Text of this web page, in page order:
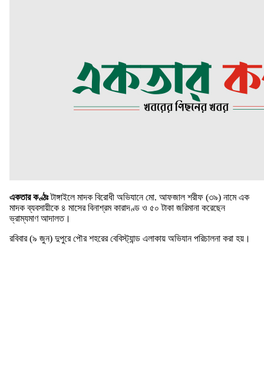
একতার কণ্ঠঃটাঙ্গাইলে মাদক বিরোধী অভিযানে মো. আফজাল শরীফ (৩৯) নামে এক
মাদক ব্যবসায়ীকে ৪ মাসের বিনাশ্রম কারাদণ্ড ও ৫০ টাকা জরিমানা করেছেন
ভ্রাম্যমাণ আদালত।
রবিবার (৯ জুন) দুপুরে পৌর শহরের বেবিস্ট্যান্ড এলাকায় অভিযান পরিচালনা করা হয়।